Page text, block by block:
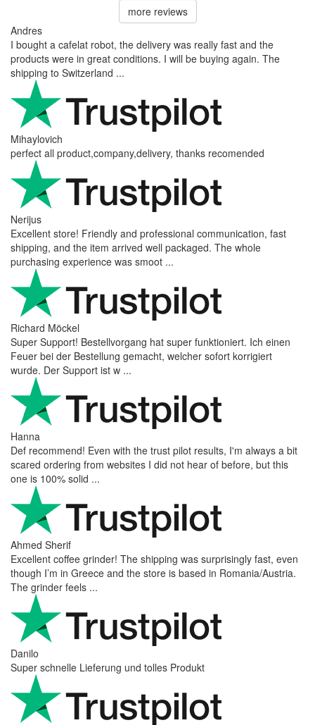
more reviews
Andres
I bought a cafelat robot, the delivery was really fast and the
products were in great conditions. I will be buying again. The
shipping to Switzerland ...
Mihaylovich
perfect all product,company,delivery, thanks recomended
Nerijus
Excellent store! Friendly and professional communication, fast
shipping, and the item arrived well packaged. The whole
purchasing experience was smoot ...
Richard Möckel
Super Support! Bestellvorgang hat super funktioniert. Ich einen
Feuer bei der Bestellung gemacht, welcher sofort korrigiert
wurde. Der Support ist w ...
Hanna
Def recommend! Even with the trust pilot results, I'm always a bit
scared ordering from websites I did not hear of before, but this
one is 100% solid ...
Ahmed Sherif
Excellent coffee grinder! The shipping was surprisingly fast, even
though I’m in Greece and the store is based in Romania/Austria.
The grinder feels ...
Danilo
Super schnelle Lieferung und tolles Produkt